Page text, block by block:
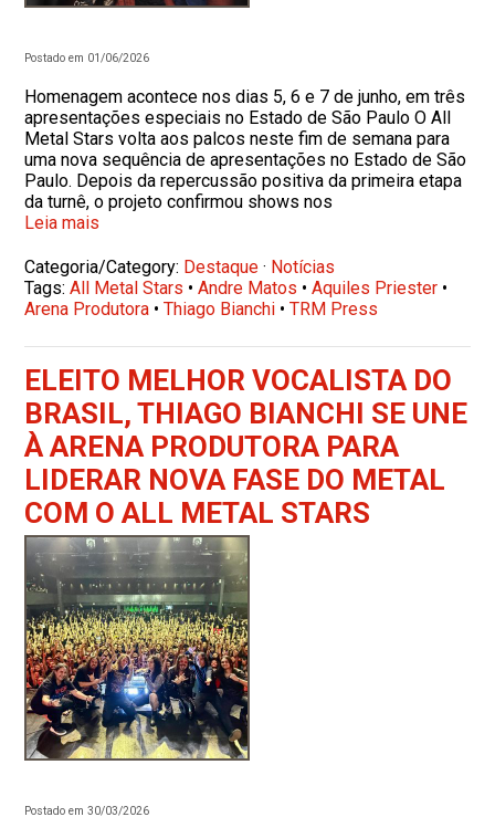
Postado em 01/06/2026
Homenagem acontece nos dias 5, 6 e 7 de junho, em três
apresentações especiais no Estado de São Paulo O All
Metal Stars volta aos palcos neste fim de semana para
uma nova sequência de apresentações no Estado de São
Paulo. Depois da repercussão positiva da primeira etapa
da turnê, o projeto confirmou shows nos
Leia mais
Categoria/Category: Destaque · Notícias
Tags:All Metal Stars •Andre Matos •Aquiles Priester •
Arena Produtora •Thiago Bianchi •TRM Press
ELEITO MELHOR VOCALISTA DO
BRASIL, THIAGO BIANCHI SE UNE
À ARENA PRODUTORA PARA
LIDERAR NOVA FASE DO METAL
COM O ALL METAL STARS
Postado em 30/03/2026